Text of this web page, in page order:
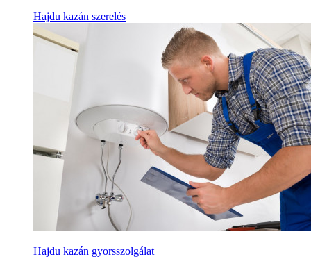
Hajdu kazán szerelés
Hajdu kazán gyorsszolgálat